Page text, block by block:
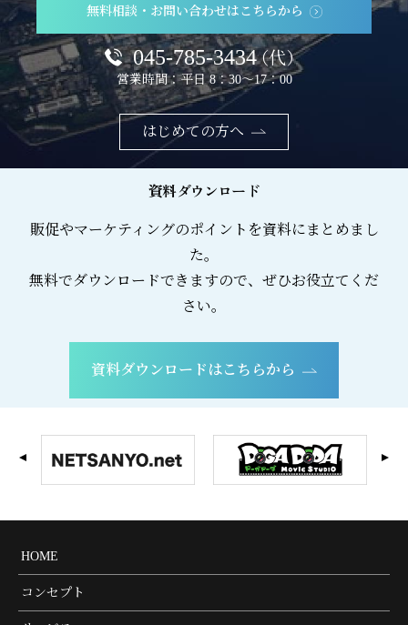
無料相談・お問い合わせはこちらから
045-785-3434（代）
営業時間：平日 8：30～17：00
はじめての方へ
資料ダウンロード
販促やマーケティングのポイントを資料にまとめまし
た。
無料でダウンロードできますので、ぜひお役立てくだ
さい。
資料ダウンロードはこちらから
HOME
コンセプト